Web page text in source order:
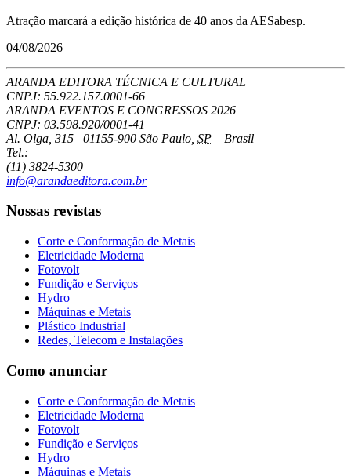
Atração marcará a edição histórica de 40 anos da AESabesp.
04/08/2026
ARANDA EDITORA TÉCNICA E CULTURAL
CNPJ: 55.922.157.0001-66
ARANDA EVENTOS E CONGRESSOS 2026
CNPJ: 03.598.920/0001-41
Al. Olga, 315– 01155-900 São Paulo SP – Brasil
Tel.:
(11) 3824-5300
info@arandaeditora.com.br
Nossas revistas
Corte e Conformação de Metais
Eletricidade Moderna
Fotovolt
Fundição e Serviços
Hydro
Máquinas e Metais
Plástico Industrial
Redes, Telecom e Instalações
Como anunciar
Corte e Conformação de Metais
Eletricidade Moderna
Fotovolt
Fundição e Serviços
Hydro
Máquinas e Metais